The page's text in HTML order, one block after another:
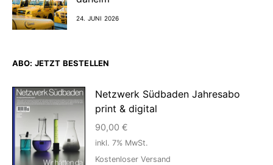
24. JUNI 2026
ABO: JETZT BESTELLEN
Netzwerk Südbaden Jahresabo
print & digital
90,00 €
inkl. 7% MwSt.
Kostenloser Versand